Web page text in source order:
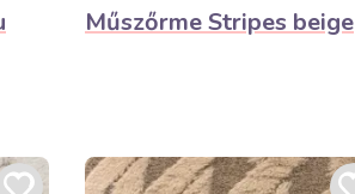
Műszőrme Stripes beige